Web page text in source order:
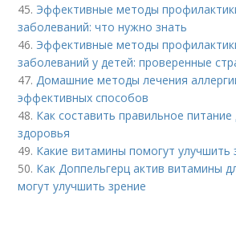
45. Эффективные методы
заболеваний: что нужно знать
46. Эффективные методы
заболеваний у детей: проверенные
47. Домашние методы лечения
эффективных способов
48. Как составить правильное
здоровья
49. Какие витамины помогут улучшить
50. Как Доппельгерц актив витамины
могут улучшить зрение